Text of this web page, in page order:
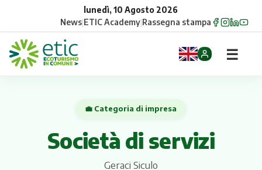
lunedì, 10 Agosto 2026
News|ETIC Academy|Rassegna stampa
☰
💼 Categoria di impresa
Società di servizi
Geraci Siculo